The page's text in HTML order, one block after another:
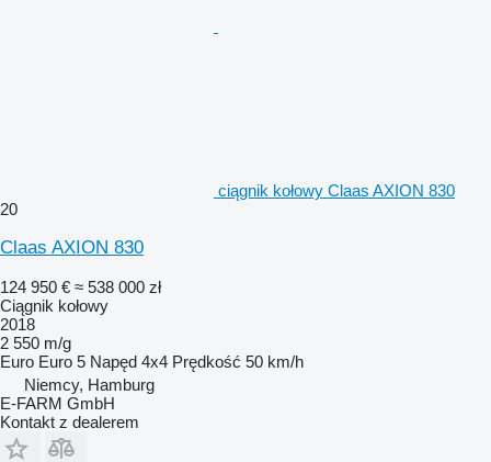
ciągnik kołowy Claas AXION 830
20
Claas AXION 830
124 950 € ≈ 538 000 zł
Ciągnik kołowy
2018
2 550 m/g
Euro Euro 5 Napęd 4x4 Prędkość 50 km/h
Niemcy, Hamburg
E-FARM GmbH
Kontakt z dealerem